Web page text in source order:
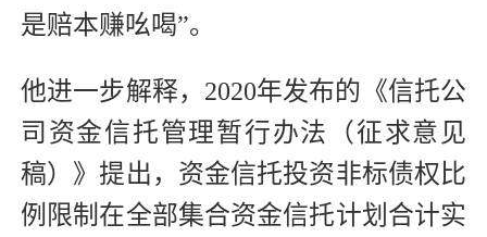
是赔本赚吆喝”。
他进一步解释，2020年发布的《信托公
司资金信托管理暂行办法（征求意见
稿）》提出，资金信托投资非标债权比
例限制在全部集合资金信托计划合计实